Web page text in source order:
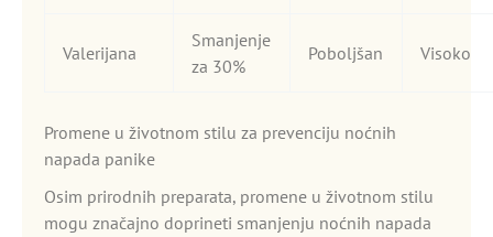
Valerijana
Smanjenje
za 30%
Poboljšan Visoko
Promene u životnom stilu za prevenciju noćnih
napada panike
Osim prirodnih preparata, promene u životnom stilu
mogu značajno doprineti smanjenju noćnih napada